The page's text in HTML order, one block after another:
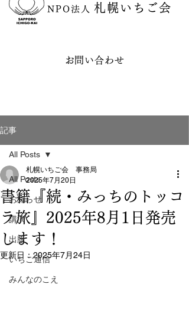
NPO法人 札幌いちご会
お問い合わせ
記事
All Posts
お知らせ
講演
出版
いちご通信
みんなのこえ
All Posts
書籍『続・みっちのトッコ
ラ旅』2025年8月1日発売
します！
札幌いちご会 事務局
2025年7月20日
更新日：2025年7月24日